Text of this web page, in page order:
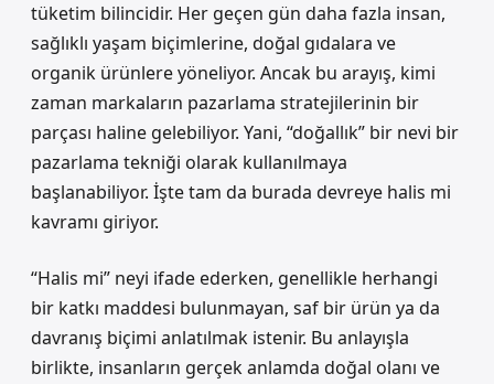
tüketim bilincidir. Her geçen gün daha fazla insan,
sağlıklı yaşam biçimlerine, doğal gıdalara ve
organik ürünlere yöneliyor. Ancak bu arayış, kimi
zaman markaların pazarlama stratejilerinin bir
parçası haline gelebiliyor. Yani, “doğallık” bir nevi bir
pazarlama tekniği olarak kullanılmaya
başlanabiliyor. İşte tam da burada devreye halis mi
kavramı giriyor.
“Halis mi” neyi ifade ederken, genellikle herhangi
bir katkı maddesi bulunmayan, saf bir ürün ya da
davranış biçimi anlatılmak istenir. Bu anlayışla
birlikte, insanların gerçek anlamda doğal olanı ve